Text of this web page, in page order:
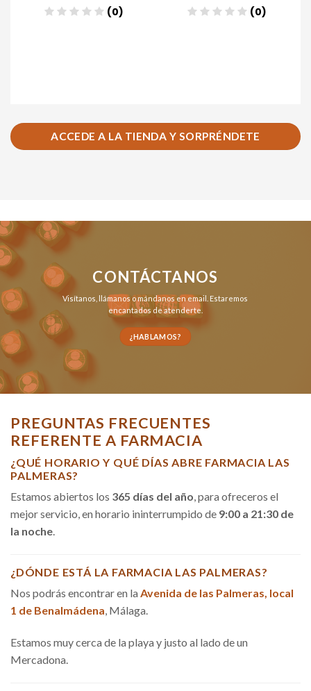
ACCEDE A LA TIENDA Y SORPRÉNDETE
CONTÁCTANOS
Visítanos, llámanosomándanos en email . Estaremos
encantados de atenderte.
¿HABLAMOS?
PREGUNTAS FRECUENTES
REFERENTE A FARMACIA
¿QUÉ HORARIO Y QUÉ DÍAS ABRE FARMACIA LAS
PALMERAS?
Estamos abiertos los 365 días del año, para ofreceros el
mejor servicio, en horario ininterrumpido de 9:00 a 21:30 de
la noche.
¿DÓNDE ESTÁ LA FARMACIA LAS PALMERAS?
Nos podrás encontrar en la Avenida de las Palmeras, local
1 de Benalmádena, Málaga.
Estamos muy cerca de la playa y justo al lado de un
Mercadona.